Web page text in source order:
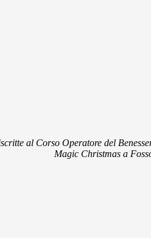
al Corso Operatore del
Magic Christmas a